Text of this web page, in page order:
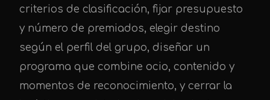
criterios de clasificación, fijar presupuesto
y número de premiados, elegir destino
según el perfil del grupo, diseñar un
programa que combine ocio, contenido y
momentos de reconocimiento, y cerrar la